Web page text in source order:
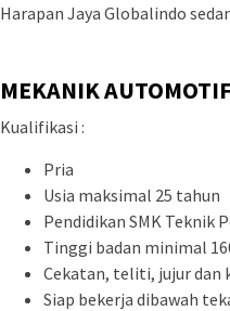
Harapan Jaya Globalindo
MEKANIK AUTOMOTIF
Kualifikasi :
Pria
Usia maksimal 25 tahun
Pendidikan SMK Teknik
Tinggi badan minimal
Cekatan, teliti, jujur dan
Siap bekerja dibawah